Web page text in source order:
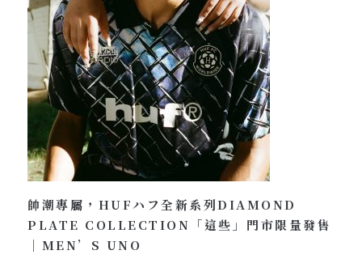
帥潮專屬，HUFハフ全新系列DIAMOND
PLATE COLLECTION「這些」門市限量發售
｜MEN’S UNO